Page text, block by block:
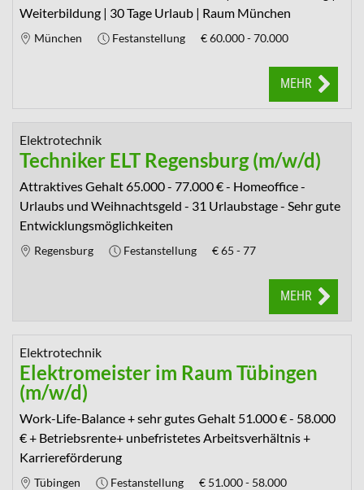
Weiterbildung | 30 Tage Urlaub | Raum München
München Festanstellung €60.000 - 70.000
MEHR
Elektrotechnik
Techniker ELT Regensburg (m/w/d)
Attraktives Gehalt 65.000 - 77.000 € - Homeoffice -
Urlaubs und Weihnachtsgeld - 31 Urlaubstage - Sehr gute
Entwicklungsmöglichkeiten
Regensburg Festanstellung €65 - 77
MEHR
Elektrotechnik
Elektromeister im Raum Tübingen
(m/w/d)
Work-Life-Balance + sehr gutes Gehalt 51.000 € - 58.000
€ + Betriebsrente+ unbefristetes Arbeitsverhältnis +
Karriereförderung
Tübingen Festanstellung € 51.000 - 58.000